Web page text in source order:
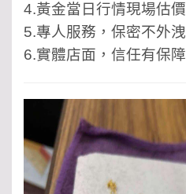
4.黃金當日行情現場估價
‍5.專人服務，保密不外洩
6.實體店面，信任有保障